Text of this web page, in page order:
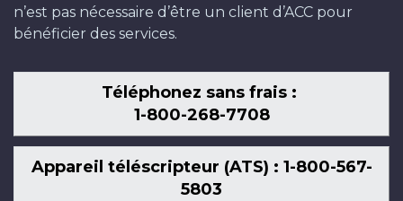
n’est pas nécessaire d’être un client d’ACC pour
bénéficier des services.
Téléphonez sans frais :
1-800-268-7708
Appareil téléscripteur (ATS) : 1-800-567-
5803